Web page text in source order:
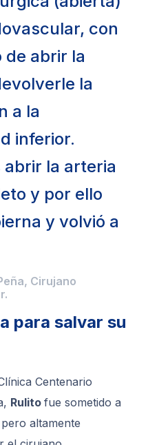
con
de abrir la
la
a la
inferior.
abrir la arteria
y por ello
y volvió a
Cirujano
para salvar su
Centenario
Rulitofue sometido a
altamente